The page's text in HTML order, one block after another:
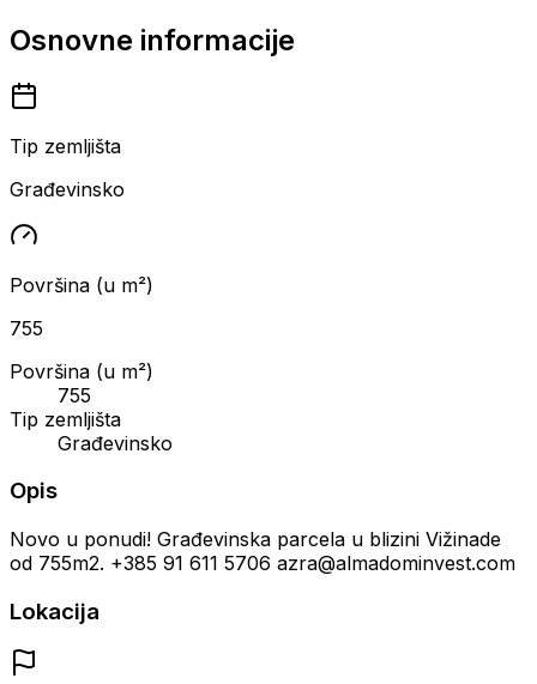
Osnovne informacije
Tip zemljišta
Građevinsko
Površina (u m²)
755
Površina (u m²)
755
Tip zemljišta
Građevinsko
Opis
Novo u ponudi! Građevinska parcela u blizini Vižinade
od 755m2. +385 91 611 5706 azra@almadominvest.com
Lokacija